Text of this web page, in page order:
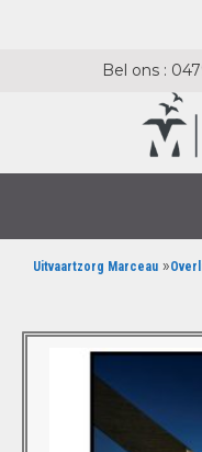
Bel ons :
Uitvaartzorg Marceau »